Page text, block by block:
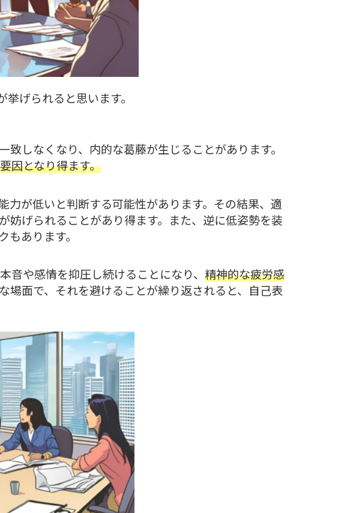
げられると思います。
しなくなり、内的な葛藤が生じることがあります。
因となり得ます。
力が低いと判断する可能性があります。その結果、適
妨げられることがあり得ます。また、逆に低姿勢を装
あります。
音や感情を抑圧し続けることになり、 精神的な疲労感
場面で、それを避けることが繰り返されると、自己表